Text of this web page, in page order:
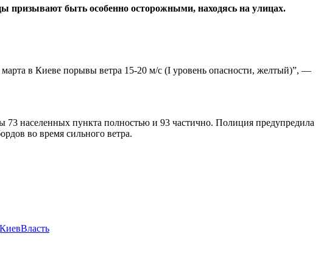
призывают быть особенно осторожными, находясь на улицах.
марта в Киеве порывы ветра 15-20 м/с (I уровень опасности, желтый)”, —
73 населенных пункта полностью и 93 частично. Полиция предупредила
во время сильного ветра.